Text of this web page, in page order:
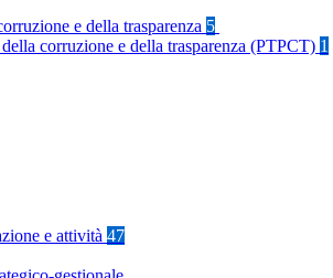
e della trasparenza 5
corruzione e della trasparenza (PTPCT) 1
e attività 47